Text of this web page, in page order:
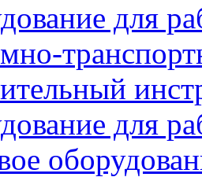
для
для